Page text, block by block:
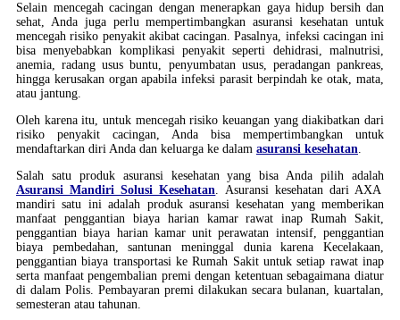
Selain mencegah cacingan dengan menerapkan gaya hidup bersih dan
sehat, Anda juga perlu mempertimbangkan asuransi kesehatan untuk
mencegah risiko penyakit akibat cacingan. Pasalnya, infeksi cacingan ini
bisa menyebabkan komplikasi penyakit seperti dehidrasi, malnutrisi,
anemia, radang usus buntu, penyumbatan usus, peradangan pankreas,
hingga kerusakan organ apabila infeksi parasit berpindah ke otak, mata,
atau jantung.
Oleh karena itu, untuk mencegah risiko keuangan yang diakibatkan dari
risiko penyakit cacingan, Anda bisa mempertimbangkan untuk
mendaftarkan diri Anda dan keluarga ke dalam asuransi kesehatan.
Salah satu produk asuransi kesehatan yang bisa Anda pilih adalah
Asuransi Mandiri Solusi Kesehatan. Asuransi kesehatan dari AXA
mandiri satu ini adalah produk asuransi kesehatan yang memberikan
manfaat penggantian biaya harian kamar rawat inap Rumah Sakit,
penggantian biaya harian kamar unit perawatan intensif, penggantian
biaya pembedahan, santunan meninggal dunia karena Kecelakaan,
penggantian biaya transportasi ke Rumah Sakit untuk setiap rawat inap
serta manfaat pengembalian premi dengan ketentuan sebagaimana diatur
di dalam Polis. Pembayaran premi dilakukan secara bulanan, kuartalan,
semesteran atau tahunan.